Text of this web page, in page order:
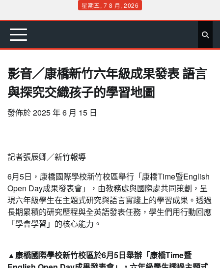
content
星期五, 7 8 月, 2026
首 要 娛 生 社 文 公 運 旅 政 地 專
影音／康橋新竹六年級成果發表 語言
與探究交織孩子的學習地圖
發佈於2025 年 6 月 15 日
記者張辰卿／新竹報導
6月5日，康橋國際學校新竹校區舉行「康橋Time暨English
Open Day成果發表會」，由教務處與國際處共同策劃，呈
現六年級學生在主題式研究與語言實踐上的學習成果。透過
長期累積的研究歷程與全英語發表任務，學生們用行動回應
「學會學習」的核心能力。
▲康橋國際學校新竹校區於6月5日舉辦「康橋Time暨